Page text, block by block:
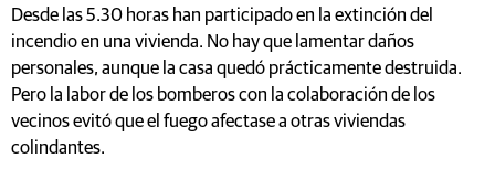
Desde las 5.30 horas han participado en la extinción del
incendio en una vivienda. No hay que lamentar daños
personales, aunque la casa quedó prácticamente destruida.
Pero la labor de los bomberos con la colaboración de los
vecinos evitó que el fuego afectase a otras viviendas
colindantes.